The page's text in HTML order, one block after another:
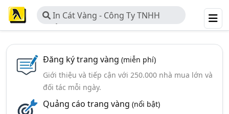
In Cát Vàng - Công Ty TNHH
Quảng Cáo TM Cát Vàng
Đăng ký trang vàng (miễn phí)
Giới thiệu và tiếp cận với 250.000 nhà mua lớn và
đối tác mỗi ngày.
Quảng cáo trang vàng (nổi bật)